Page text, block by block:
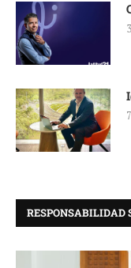
RESPONSABILIDAD